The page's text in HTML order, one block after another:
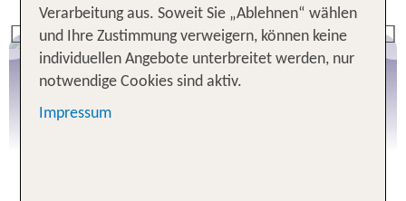
Previous
Kanarische Inseln
Verarbeitung aus. Soweit Sie „Ablehnen“ wählen
und Ihre Zustimmung verweigern, können keine
individuellen Angebote unterbreitet werden, nur
notwendige Cookies sind aktiv.
Impressum